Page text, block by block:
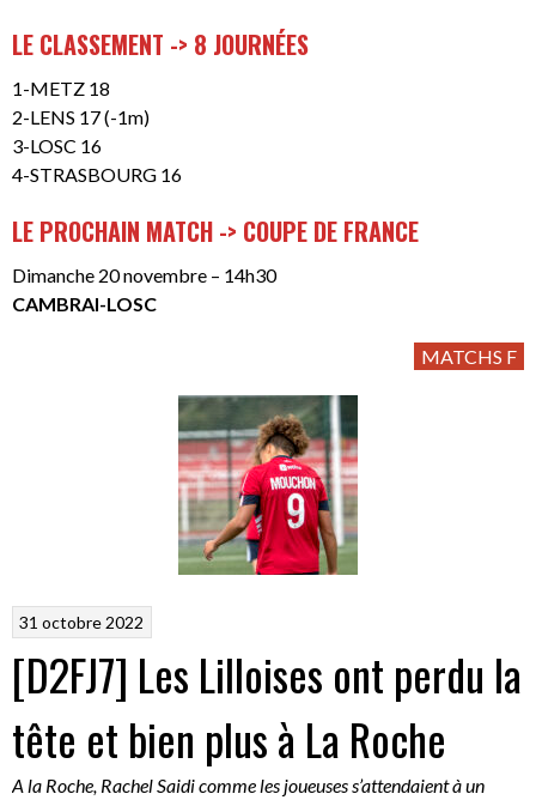
LE CLASSEMENT -> 8 JOURNÉES
1-METZ 18
2-LENS 17 (-1m)
3-LOSC 16
4-STRASBOURG 16
LE PROCHAIN MATCH -> COUPE DE FRANCE
Dimanche 20 novembre – 14h30
CAMBRAI-LOSC
MATCHS F
31 octobre 2022
[D2FJ7] Les Lilloises ont perdu la
tête et bien plus à La Roche
A la Roche, Rachel Saidi comme les joueuses s’attendaient à un